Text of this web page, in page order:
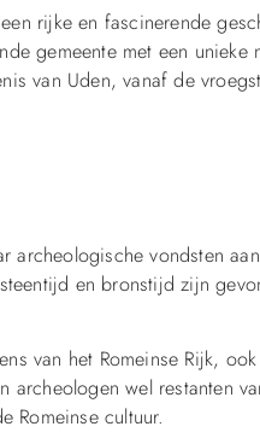
rijke en fascinerende
gemeente met een unieke
van Uden, vanaf de
vondsten
en bronstijd zijn
van het Romeinse Rijk,
wel restanten
Romeinse cultuur.